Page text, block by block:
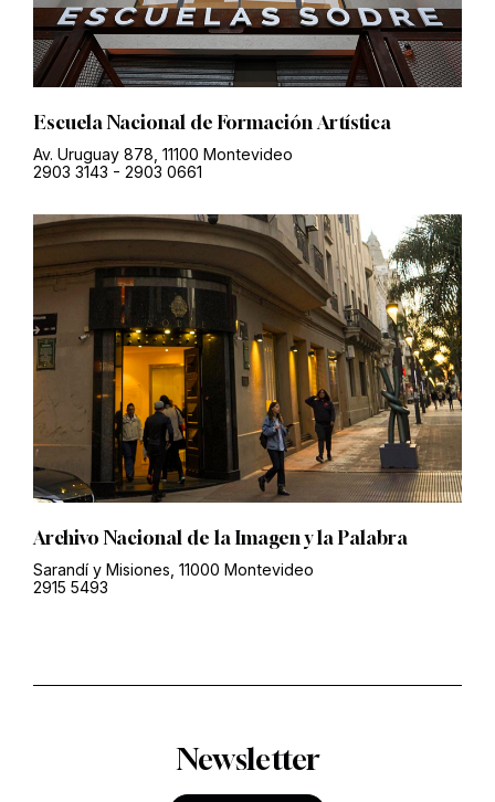
Escuela Nacional de Formación Artística
Av. Uruguay 878, 11100 Montevideo
2903 3143 - 2903 0661
Archivo Nacional de la Imagen y la Palabra
Sarandí y Misiones, 11000 Montevideo
2915 5493
Newsletter